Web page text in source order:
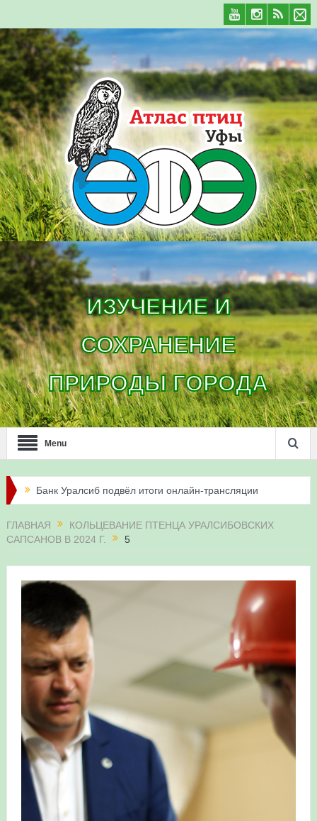
ИЗУЧЕНИЕ И
СОХРАНЕНИЕ
ПРИРОДЫ ГОРОДА
Menu
Банк Уралсиб подвёл итоги онлайн-трансляции
Итоги акции «Соловьиные вечера-2026» в
Три птенца сапсанов Уралсиба получили имена и
кольца
Итоги акции «Весенняя перекличка-2026» в
Республике Башкортостан
«Весенняя перекличка-2026» — 21-31 мая 2026
Мероприятие для ребят из дневного лагеря центра
олимпиадного движения «Аврора»
Фотофиксация и осмотр птенцов сапсанов на крыше
Уралсиба в Уфе в 2026 г.
ГЛАВНАЯ
КОЛЬЦЕВАНИЕ ПТЕНЦА УРАЛСИБОВСКИХ
САПСАНОВ В 2024 Г.
5